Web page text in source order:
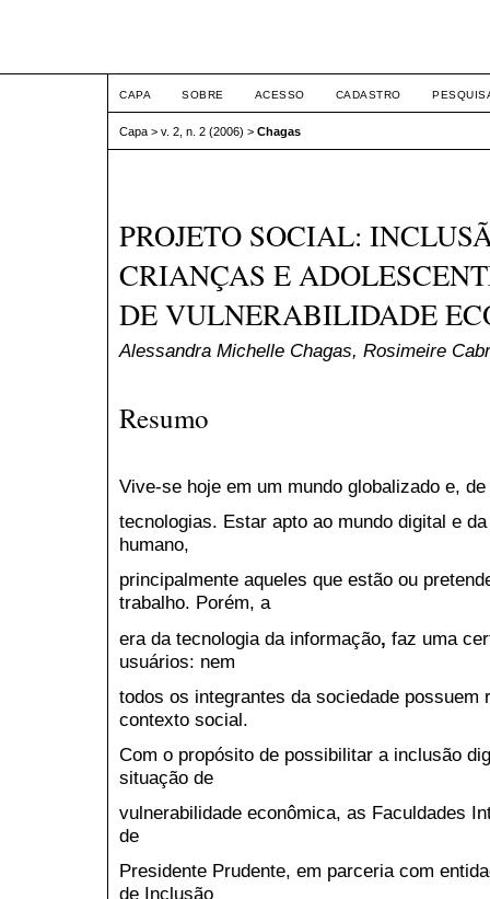
CAPA SOBRE ACESSO CADASTRO
Capa > v. 2, n. 2 (2006) > Chagas
PROJETO SOCIAL:
CRIANÇAS E
DE VULNERABILIDADE
Alessandra Michelle Chagas, Rosimeire
Resumo
Vive-se hoje em um mundo globalizado e,
tecnologias. Estar apto ao mundo digital e
humano,
principalmente aqueles que estão ou
trabalho. Porém, a
era da tecnologia da informação, faz uma
usuários: nem
todos os integrantes da sociedade
contexto social.
Com o propósito de possibilitar a inclusão
situação de
vulnerabilidade econômica, as Faculdades
de
Presidente Prudente, em parceria com
de Inclusão